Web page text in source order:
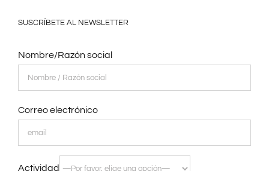
SUSCRÍBETE AL NEWSLETTER
Nombre/Razón social
Correo electrónico
Actividad